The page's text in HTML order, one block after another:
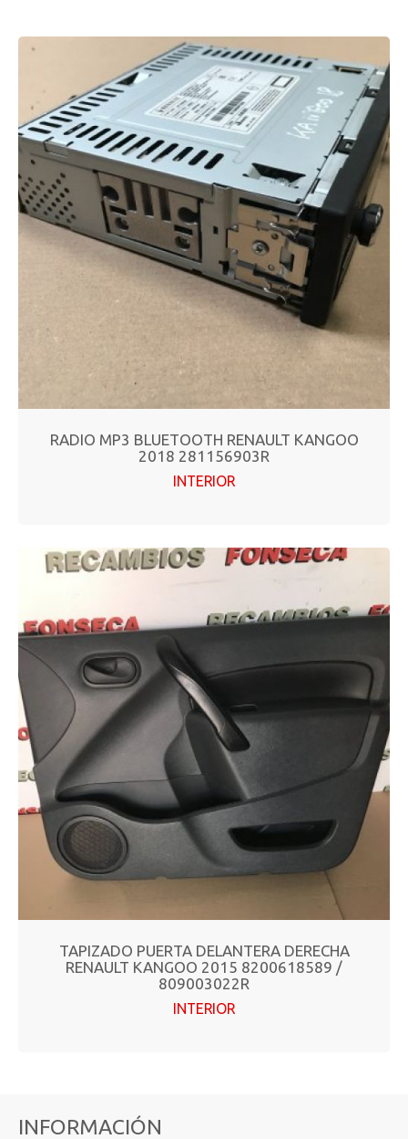
RADIO MP3 BLUETOOTH RENAULT KANGOO
2018 281156903R
INTERIOR
TAPIZADO PUERTA DELANTERA DERECHA
RENAULT KANGOO 2015 8200618589 /
809003022R
INTERIOR
INFORMACIÓN